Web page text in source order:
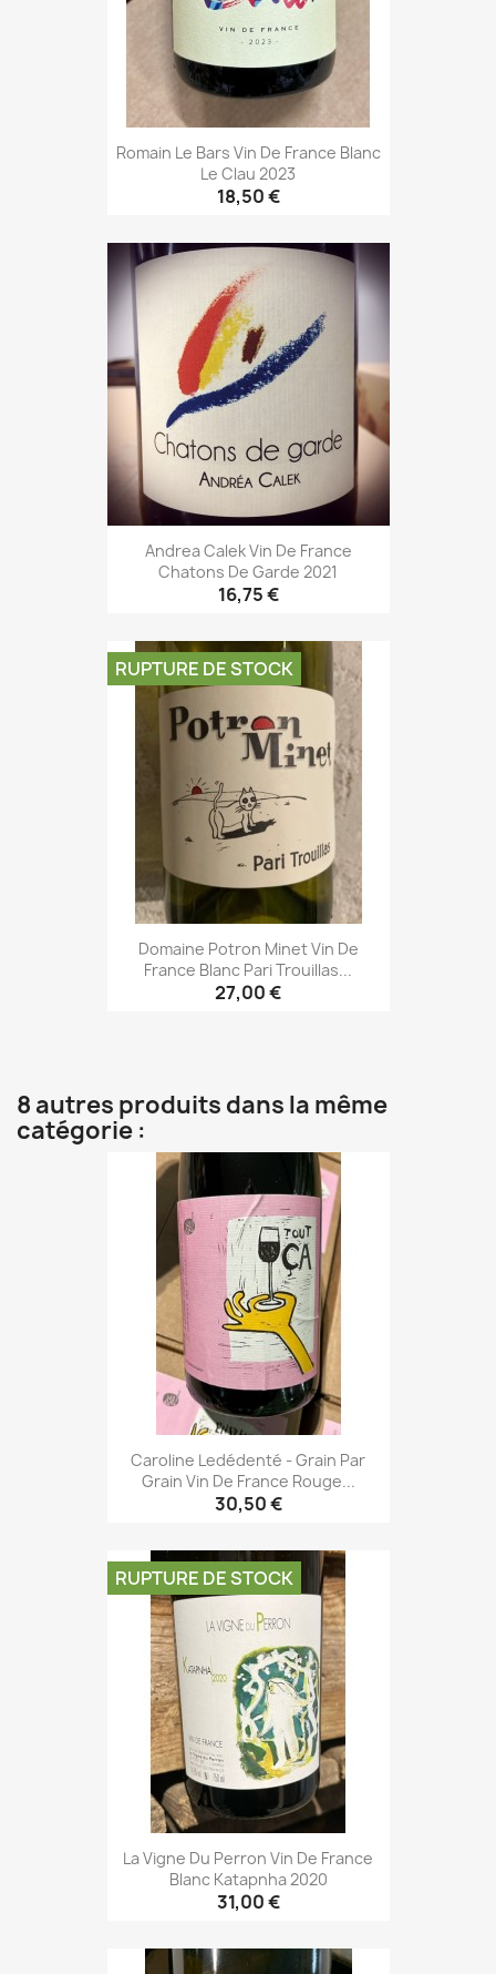
Romain Le Bars Vin De France Blanc
Le Clau 2023
18,50 €
Andrea Calek Vin De France
Chatons De Garde 2021
16,75 €
Domaine Potron Minet Vin De
France Blanc Pari Trouillas...
27,00 €
RUPTURE DE STOCK
8 autres produits dans la même
catégorie :
Caroline Ledédenté - Grain Par
Grain Vin De France Rouge...
30,50 €
La Vigne Du Perron Vin De France
Blanc Katapnha 2020
31,00 €
RUPTURE DE STOCK